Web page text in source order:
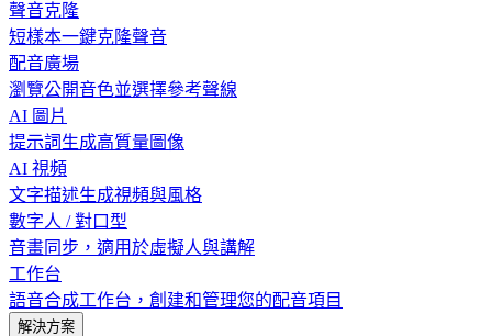
聲音克隆
短樣本一鍵克隆聲音
配音廣場
瀏覽公開音色並選擇參考聲線
AI 圖片
提示詞生成高質量圖像
AI 視頻
文字描述生成視頻與風格
數字人 / 對口型
音畫同步，適用於虛擬人與講解
工作台
語音合成工作台，創建和管理您的配音項目
解決方案